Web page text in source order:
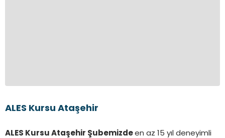
ALES Kursu Ataşehir
ALES Kursu Ataşehir Şubemizde en az 15 yıl deneyimli